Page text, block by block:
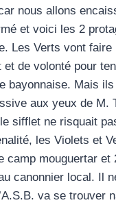
nous allons
et voici les 2
Les Verts vont faire
et de volonté pour
bayonnaise. Mais
aux yeux de M.
sifflet ne risquait
les Violets et
camp mouguertar et
canonnier local. Il
va se trouver